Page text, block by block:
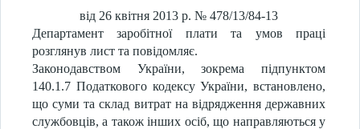
від 26 квітня 2013 р. № 478/13/84-13
Департамент заробітної плати та умов праці
розглянув лист та повідомляє.
Законодавством України, зокрема підпунктом
140.1.7 Податкового кодексу України, встановлено,
що суми та склад витрат на відрядження державних
службовців, а також інших осіб, що направляються у